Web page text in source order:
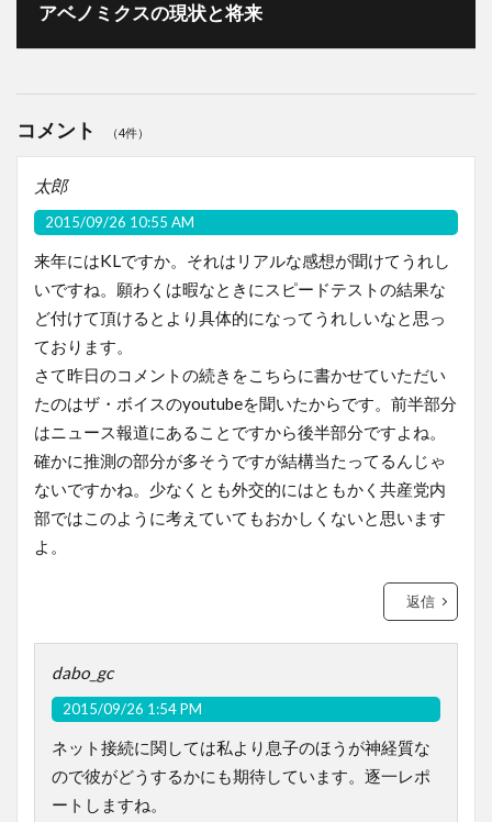
アベノミクスの現状と将来
コメント （4件）
太郎
2015/09/26 10:55 AM
来年にはKLですか。それはリアルな感想が聞けてうれし
いですね。願わくは暇なときにスピードテストの結果な
ど付けて頂けるとより具体的になってうれしいなと思っ
ております。
さて昨日のコメントの続きをこちらに書かせていただい
たのはザ・ボイスのyoutubeを聞いたからです。前半部分
はニュース報道にあることですから後半部分ですよね。
確かに推測の部分が多そうですが結構当たってるんじゃ
ないですかね。少なくとも外交的にはともかく共産党内
部ではこのように考えていてもおかしくないと思います
よ。
返信
dabo_gc
2015/09/26 1:54 PM
ネット接続に関しては私より息子のほうが神経質な
ので彼がどうするかにも期待しています。逐一レポ
ートしますね。